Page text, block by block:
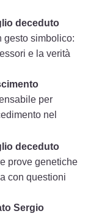
deceduto
gesto simbolico:
e la verità
per
nel
deceduto
prove genetiche
con questioni
Sergio